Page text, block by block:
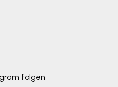
folgen